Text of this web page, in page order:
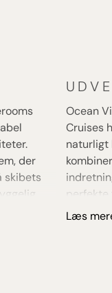
der
skibets
Ocean
Cruises
naturligt
perfekte
udsigten
Læs